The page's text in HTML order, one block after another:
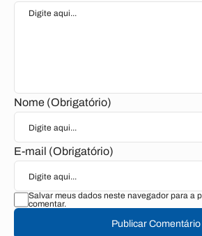
Nome (Obrigatório)
E-mail (Obrigatório)
Salvar meus dados neste navegador para a
comentar.
Publicar Comentário